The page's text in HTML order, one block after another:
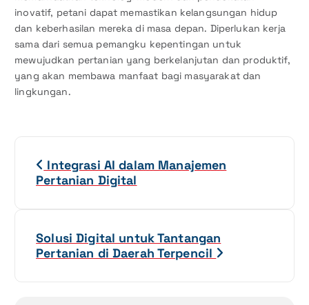
inovatif, petani dapat memastikan kelangsungan hidup
dan keberhasilan mereka di masa depan. Diperlukan kerja
sama dari semua pemangku kepentingan untuk
mewujudkan pertanian yang berkelanjutan dan produktif,
yang akan membawa manfaat bagi masyarakat dan
lingkungan.
Integrasi AI dalam Manajemen
Pertanian Digital
Solusi Digital untuk Tantangan
Pertanian di Daerah Terpencil